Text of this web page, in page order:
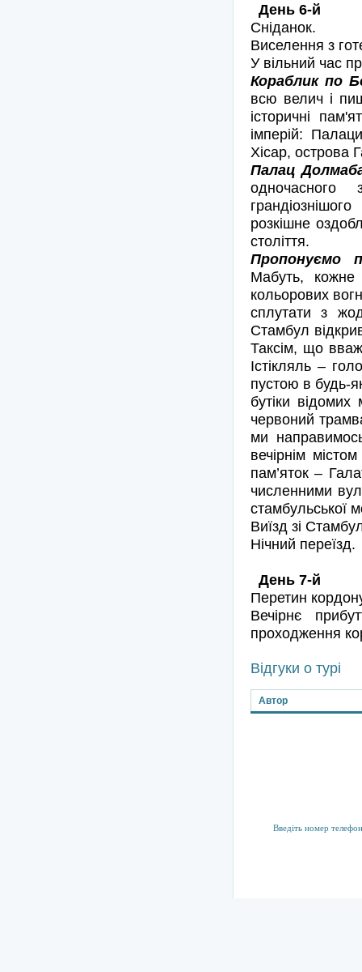
День 6-й
Сніданок.
Виселення з
У вільний час
Кораблик по
всю велич і
історичні
імперій:
Хісар, острова
Палац
одночасного
розкішне
століття.
Пропонуємо
Мабуть, кожне
кольорових
сплутати з
Стамбул
Таксім, що
Істікляль –
пустою в будь-
бутіки
червоний
ми
вечірнім
пам’яток –
численними
стамбульської
Виїзд зі
Нічний
День 7-й
Перетин
Вечірнє
проходження
Відгуки о турі
Автор